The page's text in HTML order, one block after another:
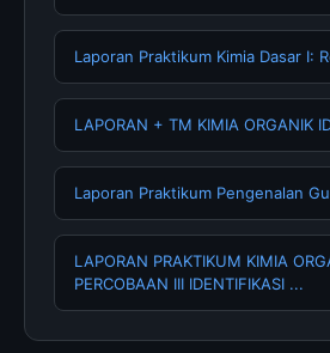
Laporan Praktikum Kimia Dasar I:
LAPORAN + TM KIMIA ORGANIK
Laporan Praktikum Pengenalan
LAPORAN PRAKTIKUM KIMIA
PERCOBAAN III IDENTIFIKASI ...